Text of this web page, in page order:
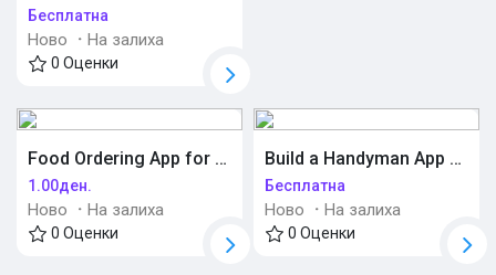
Игри
Бесплатна
Ново · На залиха
0 Оценки
Food Ordering App for Restaurants and Online Food Businesses
1.00ден.
Ново · На залиха
0 Оценки
Build a Handyman App Like Uber | White Label Solution
Бесплатна
Ново · На залиха
0 Оценки